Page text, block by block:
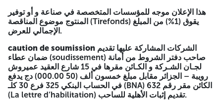
مؤسسة أينفراراي
15 شارع العقيد عميروش رويبة – الجزائر
مناقصة وطنية محدودة
2026/18 أ.ن.ف.م/ع.م.ل رقم
هذا الإعلان موجه للمؤسسات المتخصصة في صناعة و أو توفير
المنتوج موضوع المناقصة (Tirefonds) يقوق (1%) من المبلغ
الإجمالي للعرض.
caution de soumission
ضمان عطاء (soudissement) صاحب دفتر الشروط من أمانة
لجـان الشـركة و الكـائن مقرها في 15 شارع العقيد عميروش
رويبة – الجزائر مقابل مبلغ خمسون ألف (50 000.00) دج يدفع
في الحساب البنكي 325 فرع 30 كلـ (BNA) الكائن مقر رقم 632
(La lettre d’habilitation) تقديم إثبات الأهلية للساحب.